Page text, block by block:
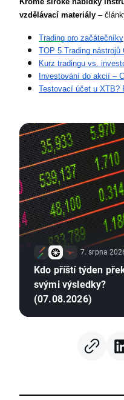
vzdělávací materiály –
Trading pro začátečníky
TOP 5 Trading nástrojů
Kurz tradingu vs.
Investování do akcií –
Testovací účet u XTB?
7. srpna
Kdo příští týden
svými výsledky?
(07.08.2026)